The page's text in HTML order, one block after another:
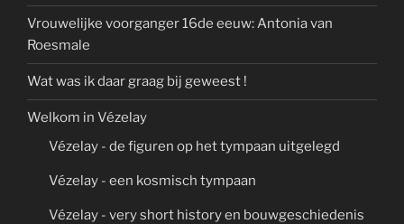
Vrouwelijke voorganger 16de eeuw: Antonia van
Roesmale
Wat was ik daar graag bij geweest !
Welkom in Vézelay
Vézelay - de figuren op het tympaan uitgelegd
Vézelay - een kosmisch tympaan
Vézelay - very short history en bouwgeschiedenis